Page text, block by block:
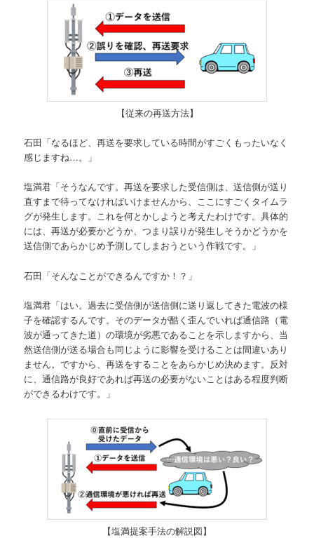
【従来の再送方法】
石田「なるほど、再送を要求している時間がすごくもったいなく
感じますね…。」
塩満君「そうなんです。再送を要求した受信側は、送信側が送り
直すまで待ってなければいけませんから、ここにすごくタイムラ
グが発生します。これを何とかしようと考えたわけです。具体的
には、再送が必要かどうか、つまり誤りが発生しそうかどうかを
送信側であらかじめ予測してしまおうという作戦です。」
石田「そんなことができるんですか！？」
塩満君「はい。過去に受信側が送信側に送り返してきた電波の様
子を確認するんです。そのデータが酷く歪んでいれば通信路（電
波が通ってきた道）の環境が劣悪であることを示しますから、当
然送信側が送る場合も同じように影響を受けることは間違いあり
ません。ですから、再送をすることをあらかじめ決めます。反対
に、通信路が良好であれば再送の必要がないことはある程度判断
ができるわけです。」
【塩満提案手法の解説図】